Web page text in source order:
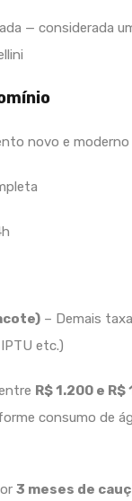
— considerada
novo e moderno
– Demais
etc.)
R$ 1.200 e R$
consumo de
3 meses de